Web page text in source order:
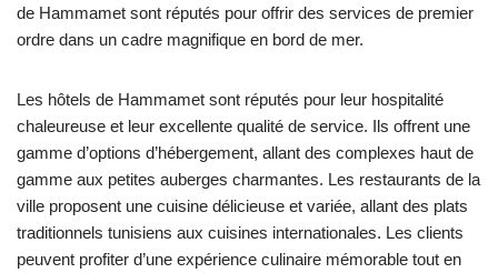
de Hammamet sont réputés pour offrir des services de premier
ordre dans un cadre magnifique en bord de mer.
Les hôtels de Hammamet sont réputés pour leur hospitalité
chaleureuse et leur excellente qualité de service. Ils offrent une
gamme d’options d’hébergement, allant des complexes haut de
gamme aux petites auberges charmantes. Les restaurants de la
ville proposent une cuisine délicieuse et variée, allant des plats
traditionnels tunisiens aux cuisines internationales. Les clients
peuvent profiter d’une expérience culinaire mémorable tout en